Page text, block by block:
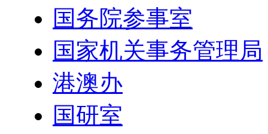
国务院参事室
国家机关事务管理局
港澳办
国研室